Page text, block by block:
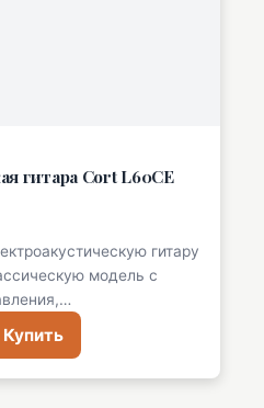
гитара Cort L60CE
гитару
модель с
Купить